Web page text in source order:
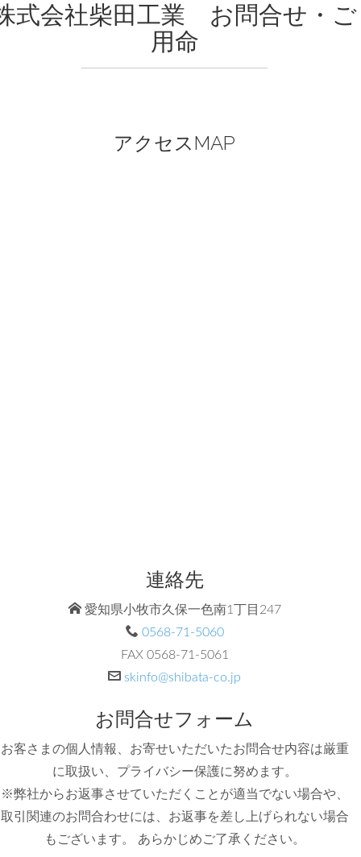
式会社柴田工業 お問合せ・ご
用命
アクセスMAP
連絡先
愛知県小牧市久保一色南1丁目247
0568-71-5060
FAX0568-71-5061
skinfo@shibata-co.jp
お問合せフォーム
お客さまの個人情報、お寄せいただいたお問合せ内容は厳重
に取扱い、プライバシー保護に努めます。
※弊社からお返事させていただくことが適当でない場合や、
取引関連のお問合わせには、お返事を差し上げられない場合
もございます。 あらかじめご了承ください。